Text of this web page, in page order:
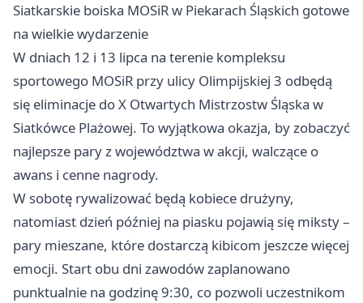
Siatkarskie boiska MOSiR w Piekarach Śląskich gotowe
na wielkie wydarzenie
W dniach 12 i 13 lipca na terenie kompleksu
sportowego MOSiR przy ulicy Olimpijskiej 3 odbędą
się eliminacje do X Otwartych Mistrzostw Śląska w
Siatkówce Plażowej. To wyjątkowa okazja, by zobaczyć
najlepsze pary z województwa w akcji, walczące o
awans i cenne nagrody.
W sobotę rywalizować będą kobiece drużyny,
natomiast dzień później na piasku pojawią się miksty –
pary mieszane, które dostarczą kibicom jeszcze więcej
emocji. Start obu dni zawodów zaplanowano
punktualnie na godzinę 9:30, co pozwoli uczestnikom